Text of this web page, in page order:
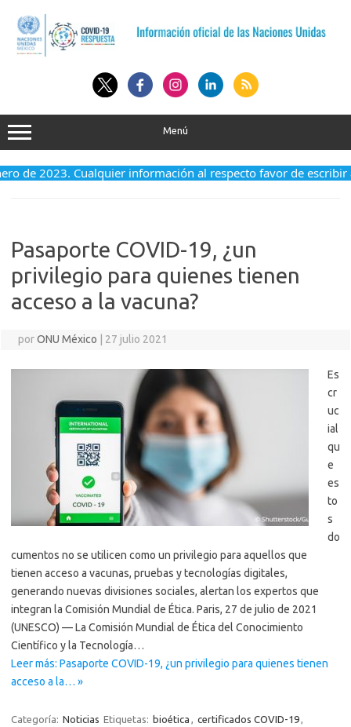
contenido
Menú
de 2023. Cualquier información al respecto favor de escribir
Pasaporte COVID-19, ¿un
privilegio para quienes tienen
acceso a la vacuna?
porONU México 27 julio 2021
Es
cr
uc
ial
qu
e
es
to
s
do
cumentos no se utilicen como un privilegio para aquellos que
tienen acceso a vacunas, pruebas y tecnologías digitales,
generando nuevas divisiones sociales, alertan los expertos que
integran la Comisión Mundial de Ética. Paris, 27 de julio de 2021
(UNESCO) — La Comisión Mundial de Ética del Conocimiento
Científico y la Tecnología…
Leer más: Pasaporte COVID-19, ¿un privilegio para quienes tienen
acceso a la… »
Categoría: Noticias Etiquetas: bioética , certificados COVID-19,